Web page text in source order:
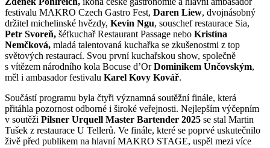
festivalu MAKRO Czech Gastro Fest, Daren Liew, dvojnásobný
držitel michelinské hvězdy, Kevin Ngu, souschef restaurace Sia,
Petr Svoreň, šéfkuchař Restaurant Passage nebo Kristína
Nemčková, mladá talentovaná kuchařka se zkušenostmi z top
světových restaurací. Svou první kuchařskou show, společně
s vítězem národního kola Bocuse d’OrDominikem Unčovským,
měl i ambasador festivalu Karel Kovy Kovář.
Součástí programu byla čtyři významná soutěžní finále, která
přitáhla pozornost odborné i široké veřejnosti. Nejlepším výčepním
v soutěži Pilsner Urquell Master Bartender 2025 se stal Martin
Tušek z restaurace U Tellerů. Ve finále, které se poprvé uskutečnilo
živě před publikem na hlavní MAKRO STAGE, uspěl mezi více